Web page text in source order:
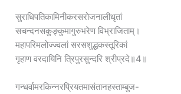
सुराधिपतिकामिनीकरसरोजनालीधृतां
सचन्दनसकुङ्कुमागुरुभरेण विभ्राजिताम्।
महापरिमलोज्ज्वलां सरसशुद्धकस्तूरिकां
गृहाण वरदायिनि त्रिपुरसुन्दरि श्रीप्रदे॥4॥
गन्धर्वामरकिन्नरप्रियतमासंतानहस्ताम्बुज-